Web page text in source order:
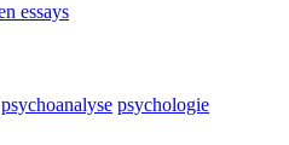
essays
psychoanalyse psychologie